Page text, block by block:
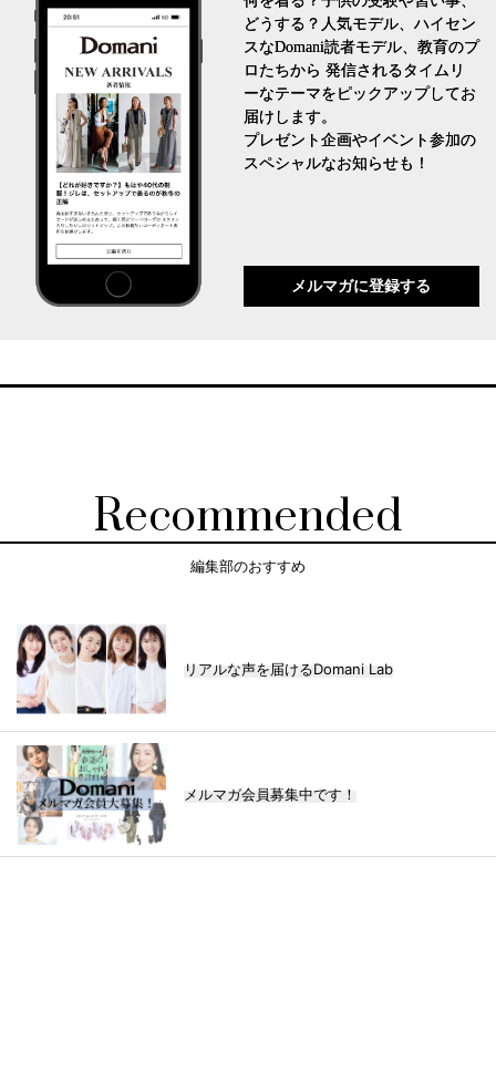
どうする？人気モデル、ハイセン
スなDomani読者モデル、教育のプ
ロたちから 発信されるタイムリ
ーなテーマをピックアップしてお
届けします。
プレゼント企画やイベント参加の
スペシャルなお知らせも！
メルマガに登録する
Recommended
編集部のおすすめ
リアルな声を届けるDomani Lab
メルマガ会員募集中です！